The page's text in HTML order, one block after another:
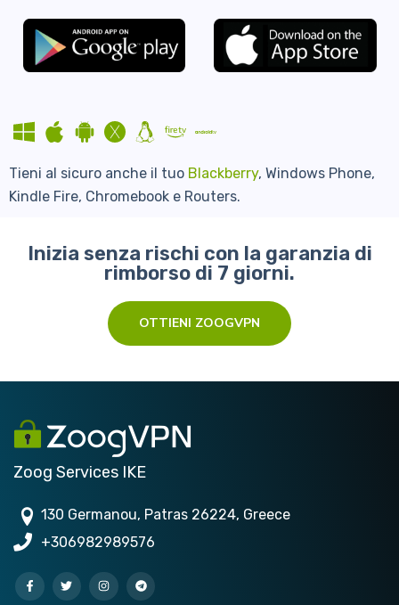
Tieni al sicuro anche il tuo Blackberry, Windows Phone,
Kindle Fire, Chromebook e Routers.
Inizia senza rischi con la garanzia di
rimborso di 7 giorni.
OTTIENI ZOOGVPN
Zoog Services IKE
130 Germanou, Patras 26224, Greece
+306982989576